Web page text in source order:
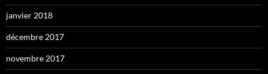
janvier 2018
décembre 2017
novembre 2017